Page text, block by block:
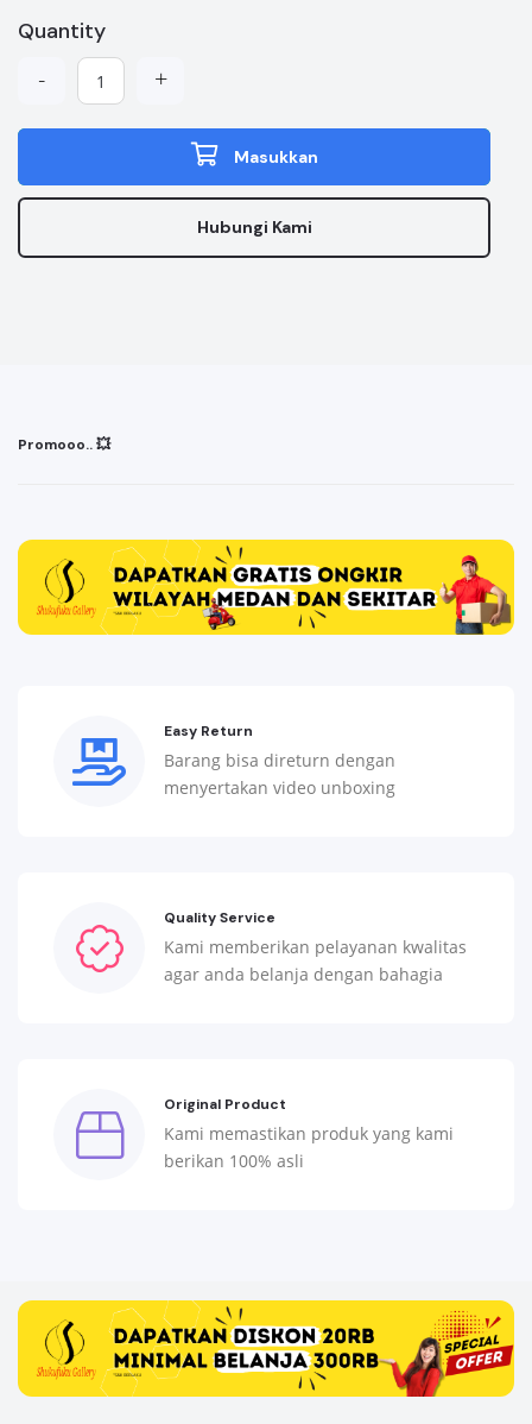
Quantity
- +
Masukkan
Hubungi Kami
Promooo.. 💥
Easy Return
Barang bisa direturn dengan
menyertakan video unboxing
Quality Service
Kami memberikan pelayanan kwalitas
agar anda belanja dengan bahagia
Original Product
Kami memastikan produk yang kami
berikan 100% asli